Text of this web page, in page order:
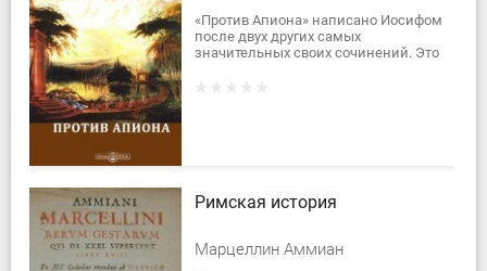
«Против Апиона» написано Иосифом
после двух других самых
значительных своих сочинений. Это
Римская история
Марцеллин Аммиан